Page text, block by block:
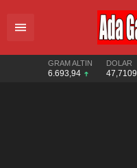
GRAM ALTIN
6.693,94
DOLAR
47,7109